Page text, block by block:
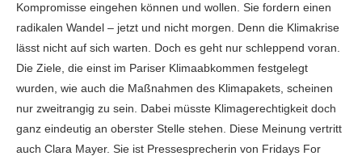
Kompromisse eingehen können und wollen. Sie fordern einen
radikalen Wandel – jetzt und nicht morgen. Denn die Klimakrise
lässt nicht auf sich warten. Doch es geht nur schleppend voran.
Die Ziele, die einst im Pariser Klimaabkommen festgelegt
wurden, wie auch die Maßnahmen des Klimapakets, scheinen
nur zweitrangig zu sein. Dabei müsste Klimagerechtigkeit doch
ganz eindeutig an oberster Stelle stehen. Diese Meinung vertritt
auch Clara Mayer. Sie ist Pressesprecherin von Fridays For